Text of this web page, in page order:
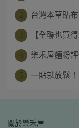
台灣本草貼
【全聯也買
樂禾屋麵粉
一貼就放鬆
關於樂禾屋